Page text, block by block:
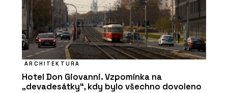
ARCHITEKTURA
Hotel Don Giovanni. Vzpomínka na
„devadesátky“, kdy bylo všechno dovoleno